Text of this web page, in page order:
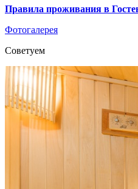
Правила проживания в
Фотогалерея
Советуем